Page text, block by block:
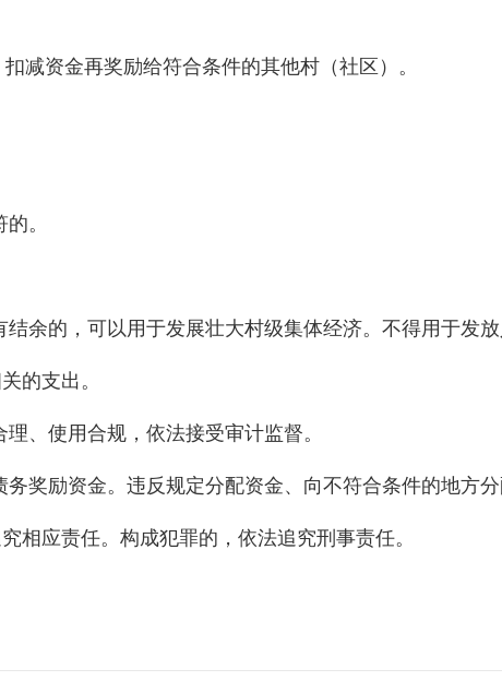
减资金再奖励给符合条件的其他村（社区）。
。
余的，可以用于发展壮大村级集体经济。不得用于发
的支出。
、使用合规，依法接受审计监督。
奖励资金。违反规定分配资金、向不符合条件的地方
相应责任。构成犯罪的，依法追究刑事责任。